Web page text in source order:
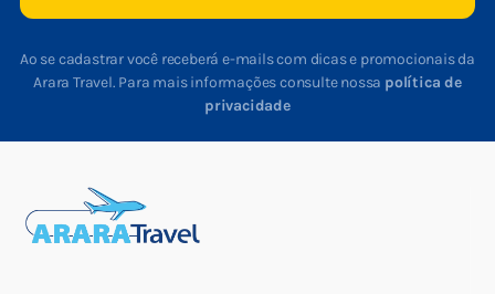
Ao se cadastrar você receberá e-mails com dicas e promocionais da
Arara Travel. Para mais informações consulte nossa política de
privacidade